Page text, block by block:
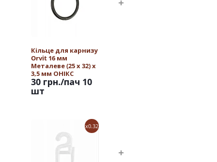
Кільце для карнизу
Orvit 16 мм
Металеве (25 х 32) х
3,5 мм ОНІКС
30 грн./пач 10
шт
x0.32